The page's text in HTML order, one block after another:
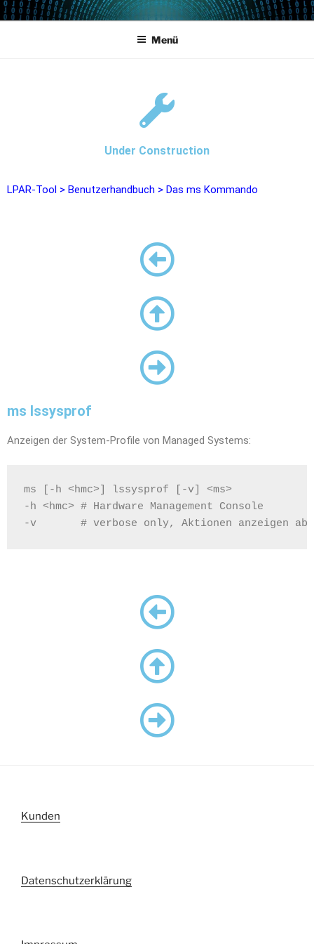
POWERCAMPUS 01
Home of the LPAR-Tool
Menü
Under Construction
LPAR-Tool > Benutzerhandbuch > Das ms Kommando
ms lssysprof
Anzeigen der System-Profile von Managed Systems:
ms [-h <hmc>] lssysprof [-v] <ms>
-h <hmc> # Hardware Management Console
-v       # verbose only, Aktionen anzeigen
Kunden
Datenschutzerklärung